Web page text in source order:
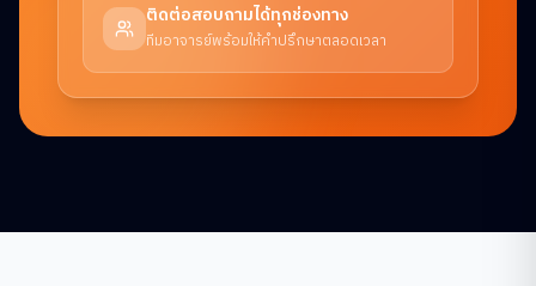
ติดต่อสอบถามได้ทุกช่องทาง
ทีมอาจารย์พร้อมให้คำปรึกษาตลอดเวลา